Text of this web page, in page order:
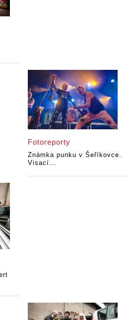
Fotoreporty
Známka punku v Šeříkovce.
Visací...